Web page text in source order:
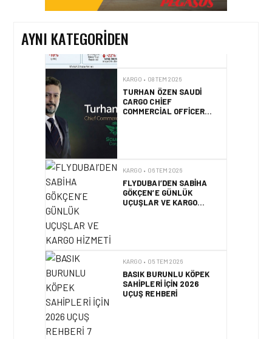
AYNI KATEGORIDEN
CARGO CHIEF
OLDU
GÖKÇEN’E GÜNLÜK
HIZMETI BAŞLADI!
SAHIPLERI IÇIN 2026